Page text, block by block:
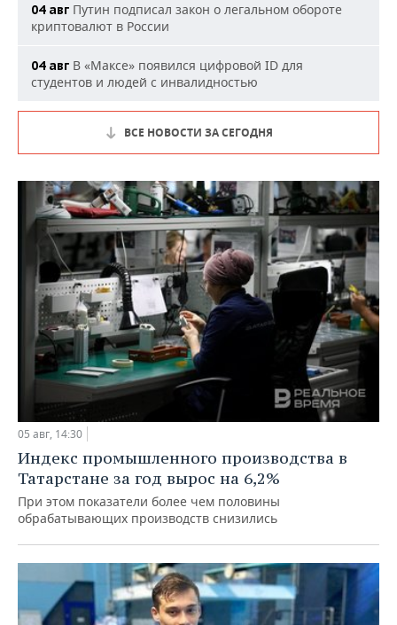
04 авг Путин подписал закон о легальном обороте
криптовалют в России
04 авг В «Максе» появился цифровой ID для
студентов и людей с инвалидностью
ВСЕ НОВОСТИ ЗА СЕГОДНЯ
05 авг, 14:30
Индекс промышленного производства в
Татарстане за год вырос на 6,2%
При этом показатели более чем половины
обрабатывающих производств снизились